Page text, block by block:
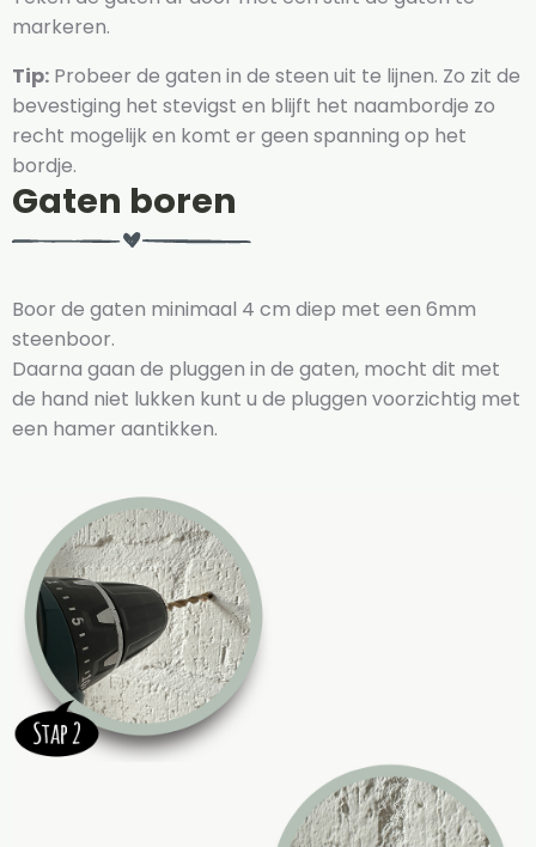
markeren.
Tip: Probeer de gaten in de steen uit te lijnen. Zo zit de
bevestiging het stevigst en blijft het naambordje zo
recht mogelijk en komt er geen spanning op het
bordje.
Gaten boren
Boor de gaten minimaal 4 cm diep met een 6mm
steenboor.
Daarna gaan de pluggen in de gaten, mocht dit met
de hand niet lukken kunt u de pluggen voorzichtig met
een hamer aantikken.